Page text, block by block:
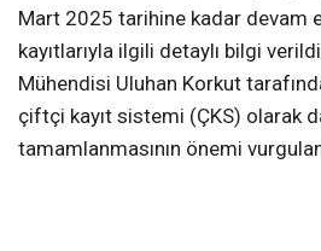
Mart 2025 tarihine kadar devam
kayıtlarıyla ilgili detaylı bilgi
Mühendisi Uluhan Korkut
çiftçi kayıt sistemi (ÇKS) olarak
tamamlanmasının önemi